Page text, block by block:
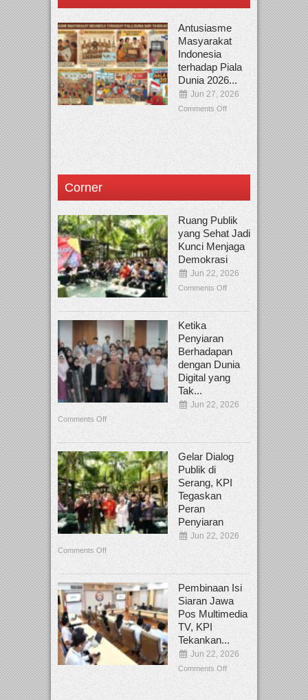
Antusiasme
Masyarakat
Indonesia
terhadap Piala
Dunia 2026...
Jun 27, 2026
Comments Off
Corner
Ruang Publik
yang Sehat Jadi
Kunci Menjaga
Demokrasi
Jun 22, 2026
Comments Off
Ketika
Penyiaran
Berhadapan
dengan Dunia
Digital yang
Tak...
Jun 22, 2026
Comments Off
Gelar Dialog
Publik di
Serang, KPI
Tegaskan
Peran
Penyiaran
Jun 22, 2026
Comments Off
Pembinaan Isi
Siaran Jawa
Pos Multimedia
TV, KPI
Tekankan...
Jun 22, 2026
Comments Off